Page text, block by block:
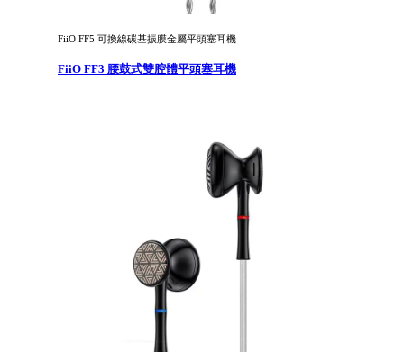
FiiO FF5 可換線碳基振膜金屬平頭塞耳機
FiiO FF3 腰鼓式雙腔體平頭塞耳機